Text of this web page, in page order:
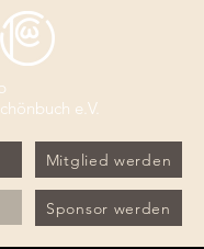
e.V.
Mitglied werden
Sponsor werden